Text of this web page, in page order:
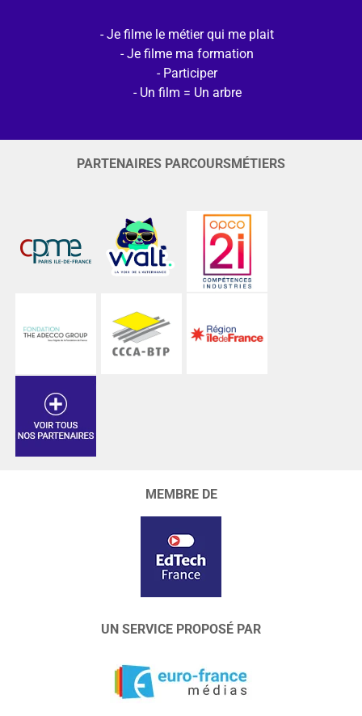
Je filme le métier qui me plait
Je filme ma formation
Participer
Un film = Un arbre
PARTENAIRES PARCOURSMÉTIERS
MEMBRE DE
UN SERVICE PROPOSÉ PAR